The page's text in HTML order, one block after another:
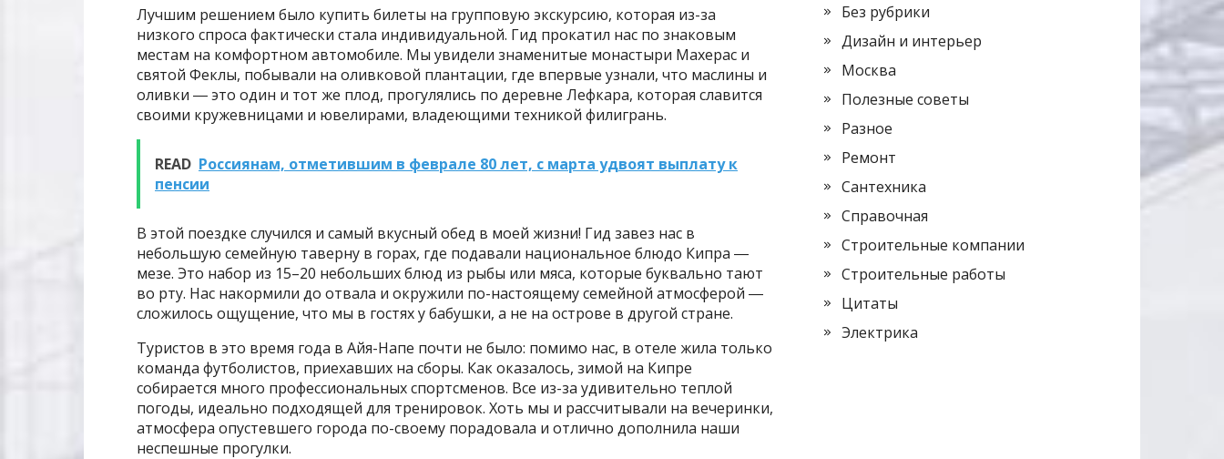
Лучшим решением было купить билеты на групповую экскурсию, которая из-за
низкого спроса фактически стала индивидуальной. Гид прокатил нас по знаковым
местам на комфортном автомобиле. Мы увидели знаменитые монастыри Махерас и
святой Феклы, побывали на оливковой плантации, где впервые узнали, что маслины и
оливки ― это один и тот же плод, прогулялись по деревне Лефкара, которая славится
своими кружевницами и ювелирами, владеющими техникой филигрань.
READ Россиянам, отметившим в феврале 80 лет, с марта удвоят выплату к
пенсии
В этой поездке случился и самый вкусный обед в моей жизни! Гид завез нас в
небольшую семейную таверну в горах, где подавали национальное блюдо Кипра ―
мезе. Это набор из 15–20 небольших блюд из рыбы или мяса, которые буквально тают
во рту. Нас накормили до отвала и окружили по-настоящему семейной атмосферой ―
сложилось ощущение, что мы в гостях у бабушки, а не на острове в другой стране.
Туристов в это время года в Айя-Напе почти не было: помимо нас, в отеле жила только
команда футболистов, приехавших на сборы. Как оказалось, зимой на Кипре
собирается много профессиональных спортсменов. Все из-за удивительно теплой
погоды, идеально подходящей для тренировок. Хоть мы и рассчитывали на вечеринки,
атмосфера опустевшего города по-своему порадовала и отлично дополнила наши
неспешные прогулки.
Без рубрики
Дизайн и интерьер
Москва
Полезные советы
Разное
Ремонт
Сантехника
Справочная
Строительные компании
Строительные работы
Цитаты
Электрика